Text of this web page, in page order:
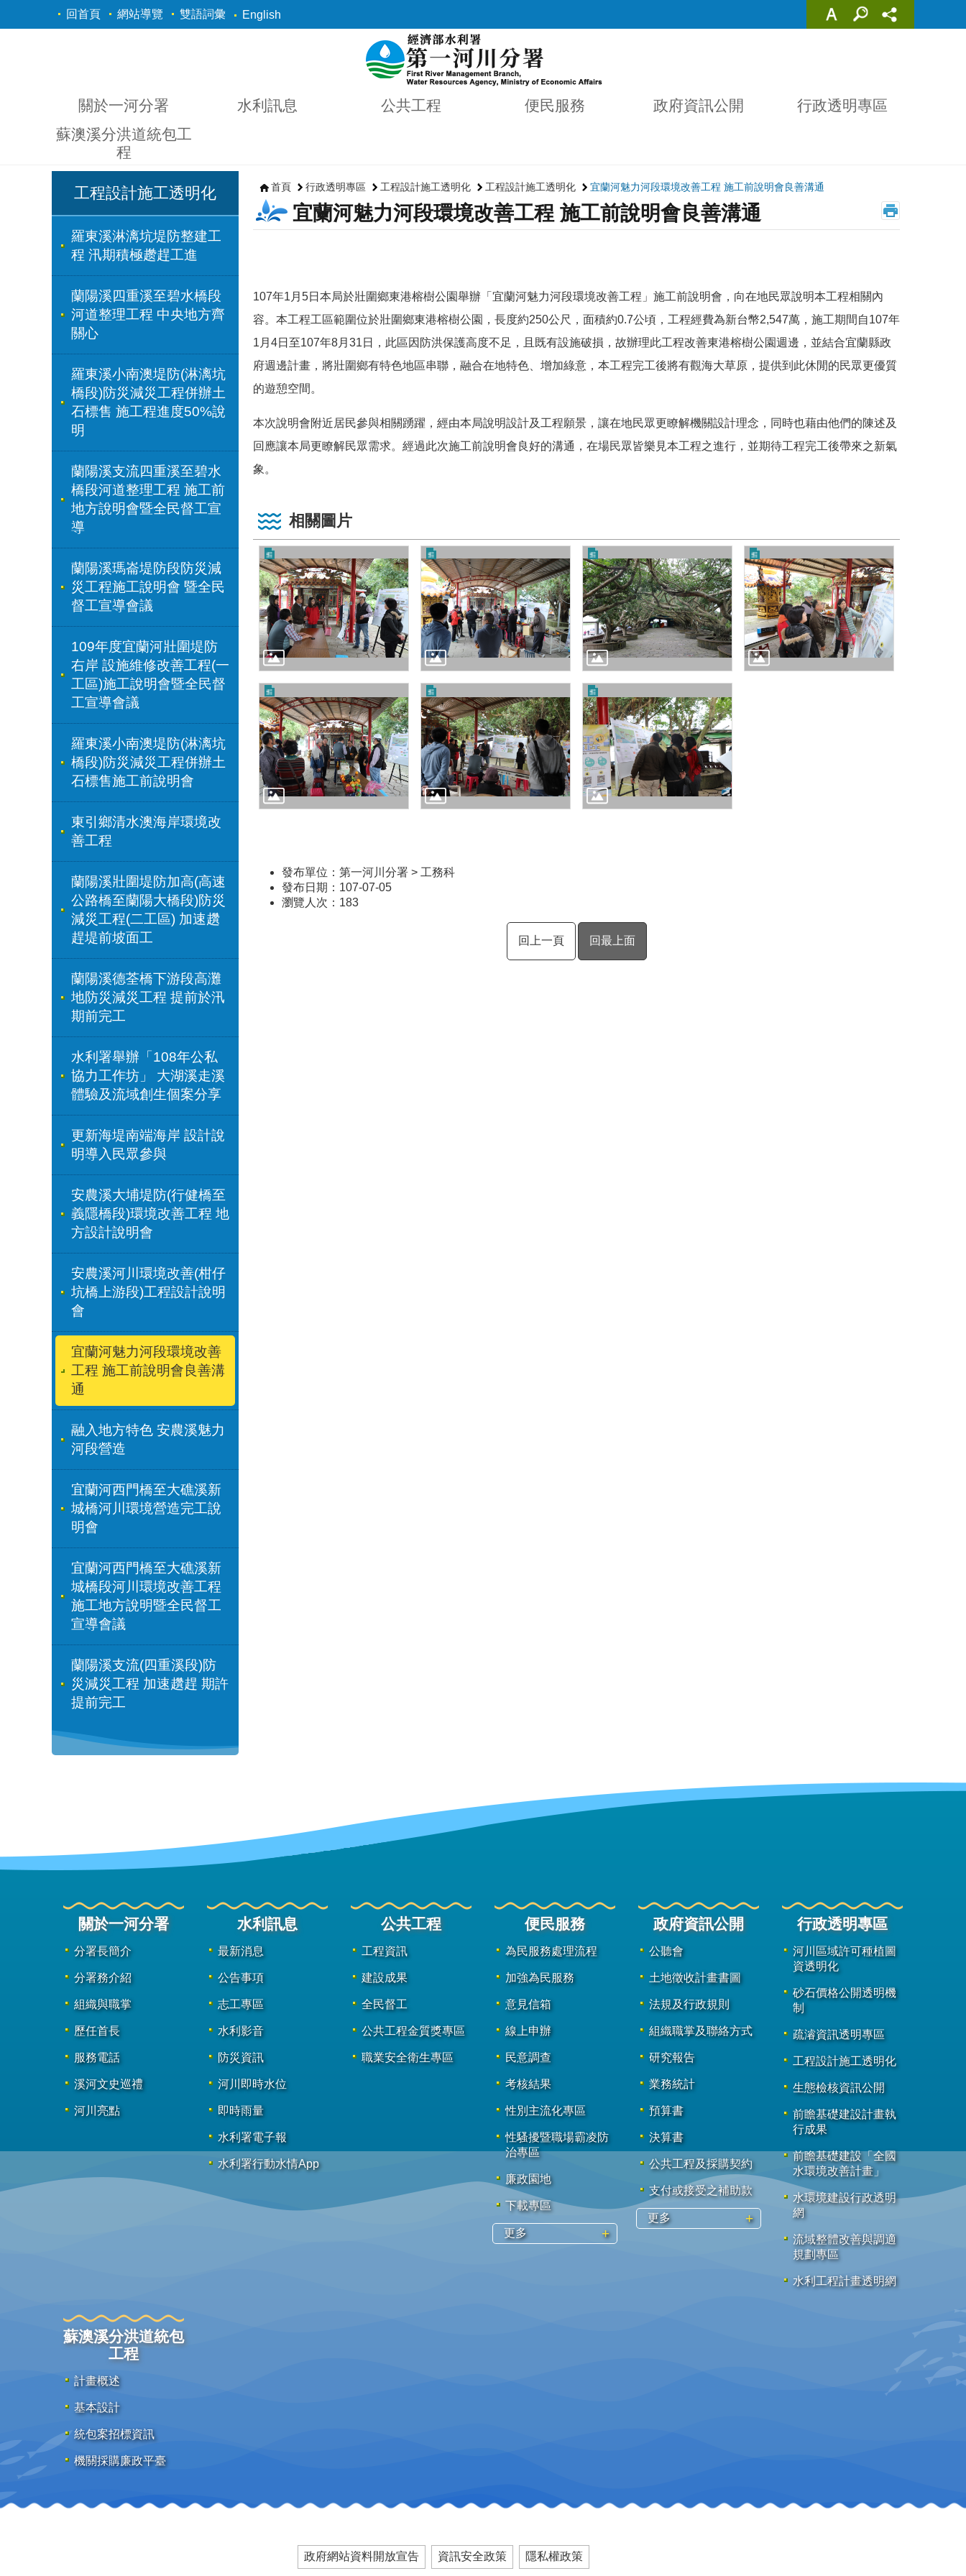
跳到主要內容區塊
回首頁 網站導覽 雙語詞彙 English
關於一河分署 水利訊息 公共工程 便民服務 政府資訊公開
行政透明專區
蘇澳溪分洪道統包工
程
工程設計施工透明化
羅東溪淋漓坑堤防整建工
程 汛期積極趱趕工進
蘭陽溪四重溪至碧水橋段
河道整理工程 中央地方齊
關心
羅東溪小南澳堤防(淋漓坑
橋段)防災減災工程併辦土
石標售 施工程進度50%說
明
蘭陽溪支流四重溪至碧水
橋段河道整理工程 施工前
地方說明會暨全民督工宣
導
蘭陽溪瑪崙堤防段防災減
災工程施工說明會 暨全民
督工宣導會議
109年度宜蘭河壯圍堤防
右岸 設施維修改善工程(一
工區)施工說明會暨全民督
工宣導會議
羅東溪小南澳堤防(淋漓坑
橋段)防災減災工程併辦土
石標售施工前說明會
東引鄉清水澳海岸環境改
善工程
蘭陽溪壯圍堤防加高(高速
公路橋至蘭陽大橋段)防災
減災工程(二工區) 加速趲
趕堤前坡面工
蘭陽溪德荃橋下游段高灘
地防災減災工程 提前於汛
期前完工
水利署舉辦「108年公私
協力工作坊」 大湖溪走溪
體驗及流域創生個案分享
更新海堤南端海岸 設計說
明導入民眾參與
安農溪大埔堤防(行健橋至
義隱橋段)環境改善工程 地
方設計說明會
安農溪河川環境改善(柑仔
坑橋上游段)工程設計說明
會
宜蘭河魅力河段環境改善
工程 施工前說明會良善溝
通
融入地方特色 安農溪魅力
河段營造
宜蘭河西門橋至大礁溪新
城橋河川環境營造完工說
明會
宜蘭河西門橋至大礁溪新
城橋段河川環境改善工程
施工地方說明暨全民督工
宣導會議
蘭陽溪支流(四重溪段)防
災減災工程 加速趲趕 期許
提前完工
首頁 行政透明專區 工程設計施工透明化 工程設計施工透明化 宜蘭河魅力河段環境改善工程 施工前說明會良善溝通
宜蘭河魅力河段環境改善工程 施工前說明會良善溝通
107年1 月 5日本局於壯圍鄉東港榕樹公園舉辦「宜蘭河魅力河段環境改善工程」施工前說明會，向在地民眾說明本工程相關內
容。本工程工區範圍位於壯圍鄉東港榕樹公園，長度約250公尺，面積約0.7公頃，工程經費為新台幣2,547萬，施工期間自107年
1 月 4日至107年8月 31 日，此區因防洪保護高度不足，且既有設施破損，故辦理此工程改善東港榕樹公園週邊，並結合宜蘭縣政
府週邊計畫，將壯圍鄉有特色地區串聯，融合在地特色、增加綠意，本工程完工後將有觀海大草原，提供到此休閒的民眾更優質
的遊憩空間。
本次說明會附近居民參與相關踴躍，經由本局說明設計及工程願景，讓在地民眾更瞭解機關設計理念，同時也藉由他們的陳述及
回應讓本局更瞭解民眾需求。經過此次施工前說明會良好的溝通，在場民眾皆樂見本工程之進行，並期待工程完工後帶來之新氣
象。
相關圖片
發布單位：第一河川分署 > 工務科
發布日期：107-07-05
瀏覽人次： 183
回上一頁 回最上面
關於一河分署
分署長簡介
分署務介紹
組織與職掌
歷任首長
服務電話
溪河文史巡禮
河川亮點
水利訊息
最新消息
公告事項
志工專區
水利影音
防災資訊
河川即時水位
即時雨量
水利署電子報
水利署行動水情App
公共工程
工程資訊
建設成果
全民督工
公共工程金質獎專區
職業安全衛生專區
便民服務
為民服務處理流程
加強為民服務
意見信箱
線上申辦
民意調查
考核結果
性別主流化專區
性騷擾暨職場霸凌防
治專區
廉政園地
下載專區
更多
政府資訊公開
公聽會
土地徵收計畫書圖
法規及行政規則
組織職掌及聯絡方式
研究報告
業務統計
預算書
決算書
公共工程及採購契約
支付或接受之補助款
更多
行政透明專區
河川區域許可種植圖
資透明化
砂石價格公開透明機
制
疏濬資訊透明專區
工程設計施工透明化
生態檢核資訊公開
前瞻基礎建設計畫執
行成果
前瞻基礎建設「全國
水環境改善計畫」
水環境建設行政透明
網
流域整體改善與調適
規劃專區
水利工程計畫透明網
蘇澳溪分洪道統包
工程
計畫概述
基本設計
統包案招標資訊
機關採購廉政平臺
政府網站資料開放宣告 資訊安全政策 隱私權政策